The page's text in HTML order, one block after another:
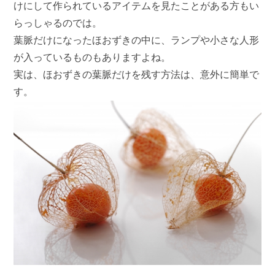
けにして作られているアイテムを見たことがある方もい
らっしゃるのでは。
葉脈だけになったほおずきの中に、ランプや小さな人形
が入っているものもありますよね。
実は、ほおずきの葉脈だけを残す方法は、意外に簡単で
す。